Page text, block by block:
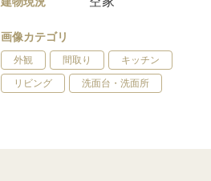
画像カテゴリ
外観 間取り キッチン
リビング 洗面台・洗面所